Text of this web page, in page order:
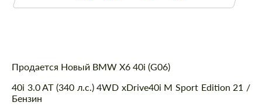
Описание
Продается Новый BMW X6 40i (G06)
40i 3.0 AT (340 л.с.) 4WD xDrive40i M Sport Edition 21 /
Бензин